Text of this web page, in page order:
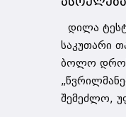
დილა
საკუთარი
ბოლო დროს
შემეძლო,